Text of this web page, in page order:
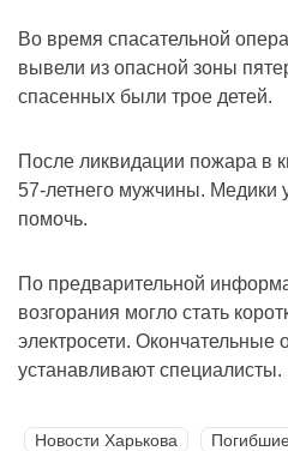
Во время спасательной
вывели из опасной зоны
спасенных были трое детей.
После ликвидации пожара в
57-летнего мужчины. Медики
помочь.
По предварительной
возгорания могло стать
электросети. Окончательные
устанавливают специалисты.
Новости Харькова Погибшие